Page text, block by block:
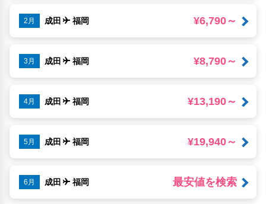
2月 成田 福岡 ¥6,790～
3月 成田 福岡 ¥8,790～
4月 成田 福岡 ¥13,190～
5月 成田 福岡 ¥19,940～
6月 成田 福岡 最安値を検索